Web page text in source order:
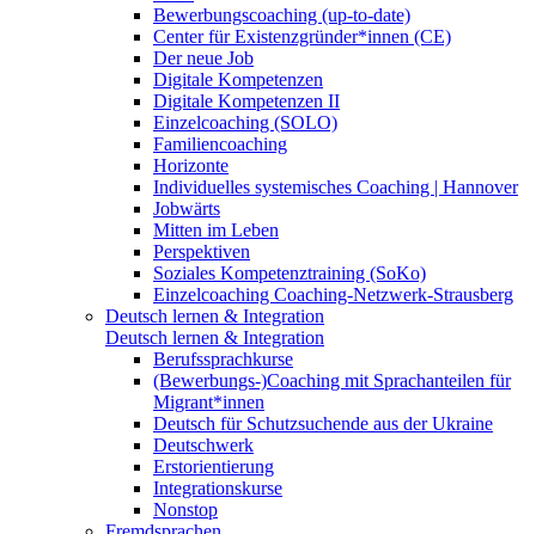
Bewerbungscoaching (up-to-date)
Center für Existenzgründer*innen (CE)
Der neue Job
Digitale Kompetenzen
Digitale Kompetenzen II
Einzelcoaching (SOLO)
Familiencoaching
Horizonte
Individuelles systemisches Coaching | Hannover
Jobwärts
Mitten im Leben
Perspektiven
Soziales Kompetenztraining (SoKo)
Einzelcoaching Coaching-Netzwerk-Strausberg
Deutsch lernen & Integration
Deutsch lernen & Integration
Berufssprachkurse
(Bewerbungs-)Coaching mit Sprachanteilen für
Migrant*innen
Deutsch für Schutzsuchende aus der Ukraine
Deutschwerk
Erstorientierung
Integrationskurse
Nonstop